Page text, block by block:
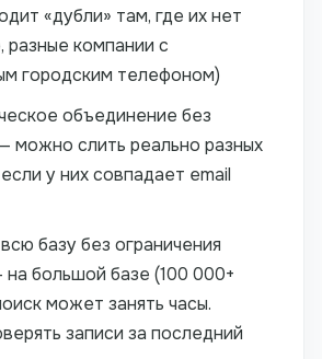
«дубли» там, где их нет
разные компании с
городским телефоном)
объединение без
можно слить реально разных
у них совпадает email
базу без ограничения
большой базе (100 000+
может занять часы.
записи за последний